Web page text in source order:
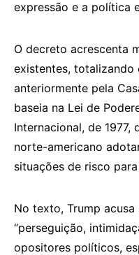
expressão e a política
O decreto acrescenta
existentes, totalizando
anteriormente pela
baseia na Lei de
Internacional, de
norte-americano
situações de risco
No texto, Trump
“perseguição,
opositores políticos,